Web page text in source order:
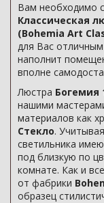
Вам необходимо
Классическая
(Bohemia Art
для Вас
наполнит
вполне
Люстра Богемия
нашими
материалов как
Стекло.
светильника
под близкую по
комнате. Как и все
от фабрики
образец